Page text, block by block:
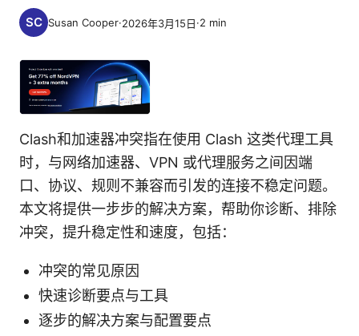
Susan Cooper·2026年3月15日·2 min
Clash和加速器冲突指在使用 Clash 这类代理工具
时，与网络加速器、VPN 或代理服务之间因端
口、协议、规则不兼容而引发的连接不稳定问题。
本文将提供一步步的解决方案，帮助你诊断、排除
冲突，提升稳定性和速度，包括：
冲突的常见原因
快速诊断要点与工具
逐步的解决方案与配置要点